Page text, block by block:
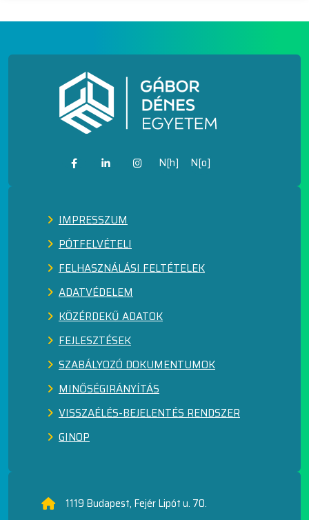
N[h] N[o]
IMPRESSZUM
PÓTFELVÉTELI
FELHASZNÁLÁSI FELTÉTELEK
ADATVÉDELEM
KÖZÉRDEKŰ ADATOK
FEJLESZTÉSEK
SZABÁLYOZÓ DOKUMENTUMOK
MINŐSÉGIRÁNYÍTÁS
VISSZAÉLÉS-BEJELENTÉS RENDSZER
GINOP
1119 Budapest, Fejér Lipót u. 70.